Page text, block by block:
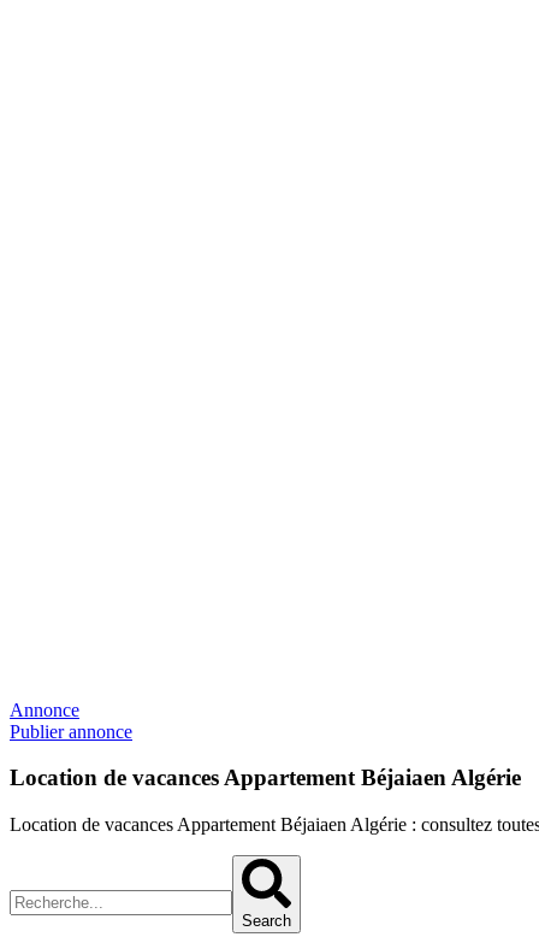
Annonce
Publier annonce
Location de vacances Appartement Béjaiaen Algérie
Location de vacances Appartement Béjaiaen Algérie : consultez
Search